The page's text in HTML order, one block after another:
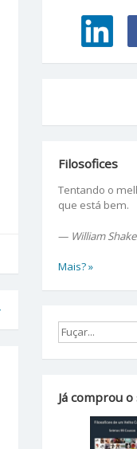
Filosofices
Tentando o
que está bem.
— William
Mais? »
Já comprou